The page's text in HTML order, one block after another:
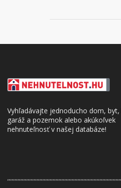
Vyhľadávajte jednoducho dom, byt,
garáž a pozemok alebo akúkoľvek
nehnuteľnosť v našej databáze!